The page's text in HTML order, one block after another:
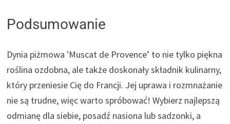
Podsumowanie
Dynia piżmowa 'Muscat de Provence’ to nie tylko piękna
roślina ozdobna, ale także doskonały składnik kulinarny,
który przeniesie Cię do Francji. Jej uprawa i rozmnażanie
nie są trudne, więc warto spróbować! Wybierz najlepszą
odmianę dla siebie, posadź nasiona lub sadzonki, a